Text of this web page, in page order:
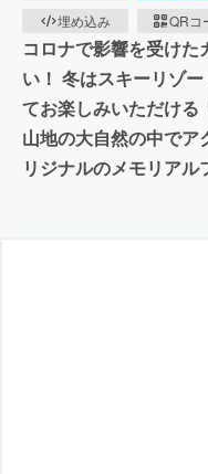
埋め込み
QRコ
コロナで影響を受け
い！ 冬はスキーリゾ
てお楽しみいただける
山地の大自然の中でア
リジナルのメモリアル